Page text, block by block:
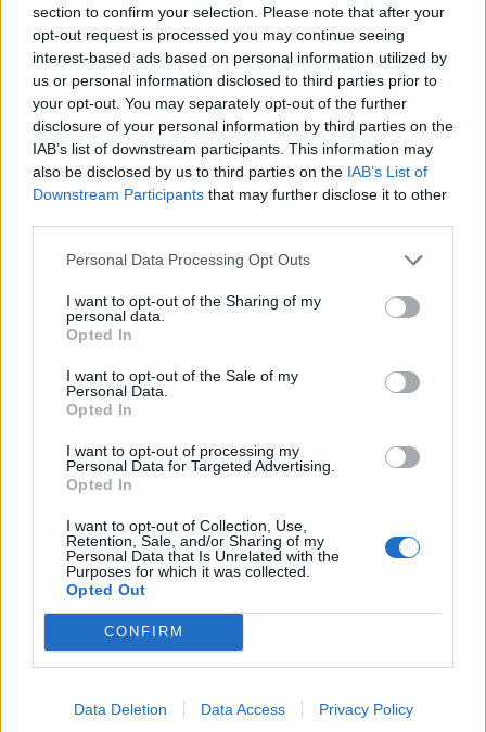
section to confirm your selection. Please note that after your
opt-out request is processed you may continue seeing
interest-based ads based on personal information utilized by
us or personal information disclosed to third parties prior to
your opt-out. You may separately opt-out of the further
disclosure of your personal information by third parties on the
IAB’s list of downstream participants. This information may
also be disclosed by us to third parties on the IAB’s List of
Downstream Participants that may further disclose it to other
Personal Data Processing Opt Outs
I want to opt-out of the Sharing of my
personal data.
Opted In
I want to opt-out of the Sale of my
Personal Data.
Opted In
I want to opt-out of processing my
Personal Data for Targeted Advertising.
Opted In
I want to opt-out of Collection, Use,
Retention, Sale, and/or Sharing of my
Personal Data that Is Unrelated with the
Purposes for which it was collected.
Opted Out
CONFIRM
Data Deletion Data Access Privacy Policy
0 - 0
Squalificato 0 - 0%
Infortunato 0 - 0
Inutilizzato 38 - 100 %
Scarica riepilogo
stagionale
Giornata Entrato Bonus/Malus
SAS 4-1 SAM
NAP 2-0 SAM
SAM 1-0 TOR
2-1 SAM
6 SAM 1-3 INT
VER 2-0 SAM